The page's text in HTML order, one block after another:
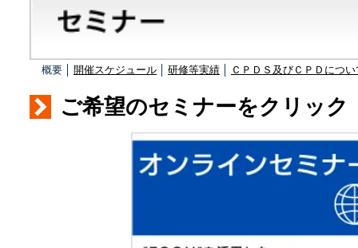
概要 │ 開催スケジュール 研修等実績 ＣＰＤＳ及びＣＰＤにつ
ご希望のセミナーをクリック